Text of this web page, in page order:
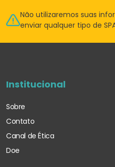
Não utilizaremos suas
enviar qualquer tipo de
Institucional
Sobre
Contato
Canal de Ética
Doe